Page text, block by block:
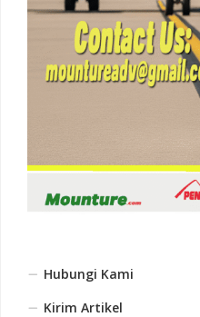
Hubungi Kami
Kirim Artikel